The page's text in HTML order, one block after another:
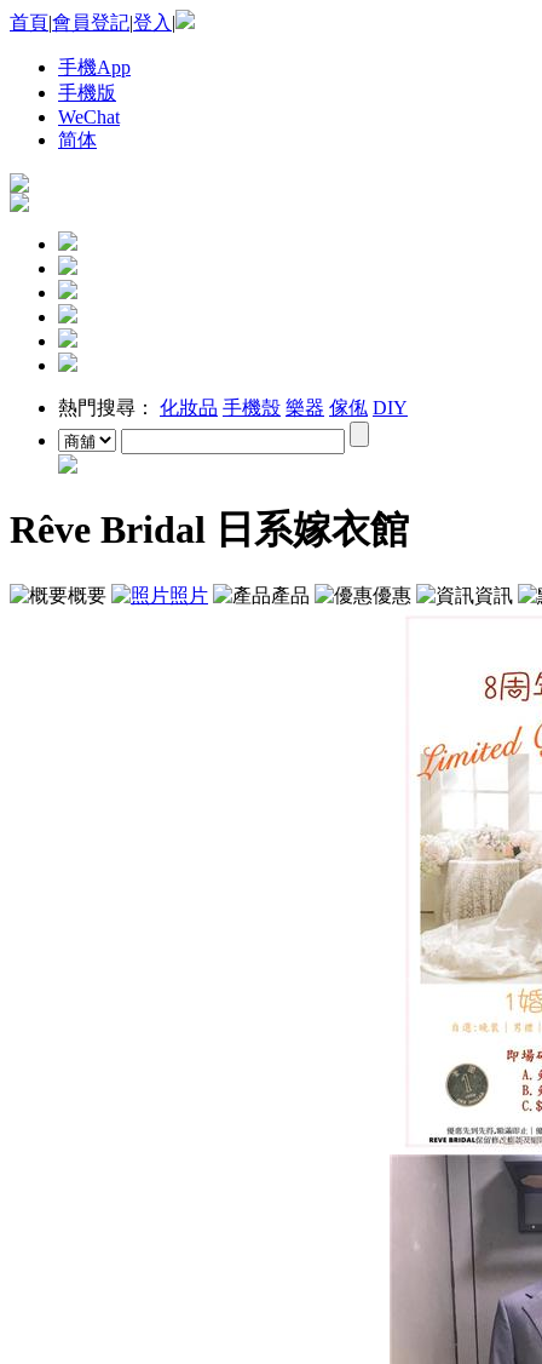
首頁|會員登記|登入 |
手機App
手機版
WeChat
简体
熱門搜尋： 化妝品 手機殼 樂器 傢俬 DIY
Rêve Bridal 日系嫁衣館
概要 照片 產品 優惠 資訊